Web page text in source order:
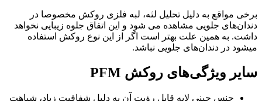
برخی مواقع به دلیل تحلیل لثه، لبه فلزی روکش مخصوصا در
دندان‌های جلویی مشاهده می شود و این اتفاق جلوه زیبایی نخواهد
داشت. به همین علت بهتر است اگر از این نوع روکش استفاده
میشود در دندان‌های جلویی نباشد.
سایر ویژگی‌های روکش PFM
جنس چینی لایه قابل رؤیت آن به دلیل شفافیت زیاد، شباهت